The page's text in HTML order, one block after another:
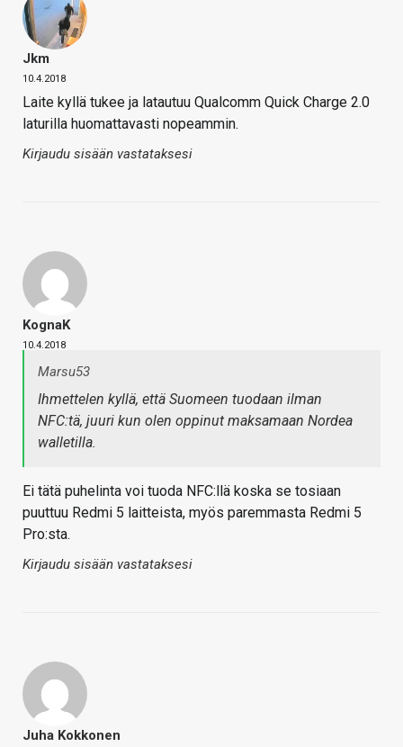
Jkm
10.4.2018
Laite kyllä tukee ja latautuu Qualcomm Quick Charge 2.0
laturilla huomattavasti nopeammin.
Kirjaudu sisään vastataksesi
KognaK
10.4.2018
Marsu53
Ihmettelen kyllä, että Suomeen tuodaan ilman
NFC:tä, juuri kun olen oppinut maksamaan Nordea
walletilla.
Ei tätä puhelinta voi tuoda NFC:llä koska se tosiaan
puuttuu Redmi 5 laitteista, myös paremmasta Redmi 5
Pro:sta.
Kirjaudu sisään vastataksesi
Juha Kokkonen